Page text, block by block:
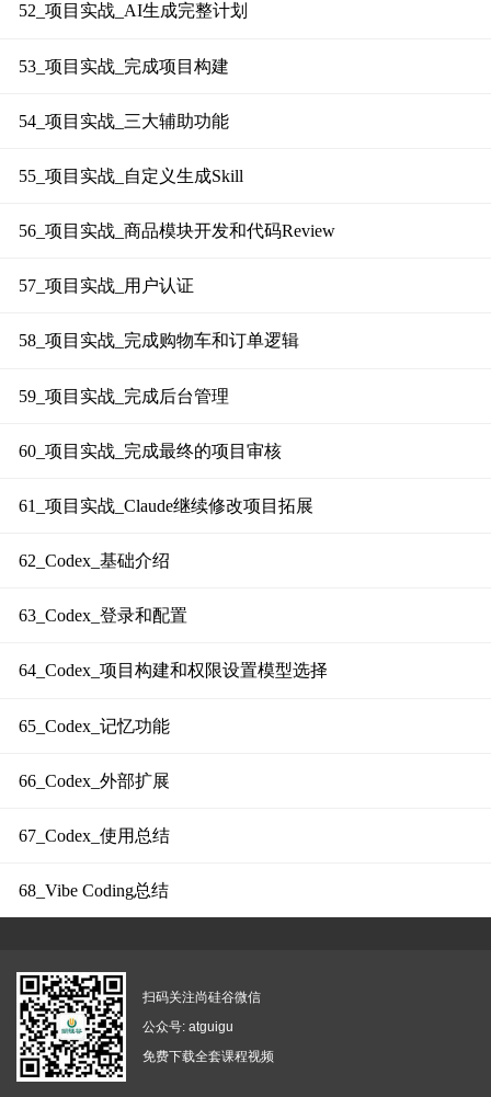
52_项目实战_AI生成完整计划
53_项目实战_完成项目构建
54_项目实战_三大辅助功能
55_项目实战_自定义生成Skill
56_项目实战_商品模块开发和代码Review
57_项目实战_用户认证
58_项目实战_完成购物车和订单逻辑
59_项目实战_完成后台管理
60_项目实战_完成最终的项目审核
61_项目实战_Claude继续修改项目拓展
62_Codex_基础介绍
63_Codex_登录和配置
64_Codex_项目构建和权限设置模型选择
65_Codex_记忆功能
66_Codex_外部扩展
67_Codex_使用总结
68_Vibe Coding总结
扫码关注尚硅谷微信
公众号: atguigu
免费下载全套课程视频